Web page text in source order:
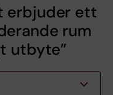
erbjuder ett
rum
utbyte”